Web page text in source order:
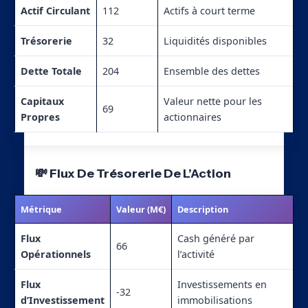
Actif Circulant 112 Actifs à court terme
Trésorerie 32 Liquidités disponibles
Dette Totale 204 Ensemble des dettes
Capitaux
Propres
69
Valeur nette pour les
actionnaires
💸 Flux De Trésorerie De L’Action
Métrique Valeur (M€) Description
Flux
Opérationnels
66
Cash généré par
l’activité
Flux
d’Investissement
-32
Investissements en
immobilisations